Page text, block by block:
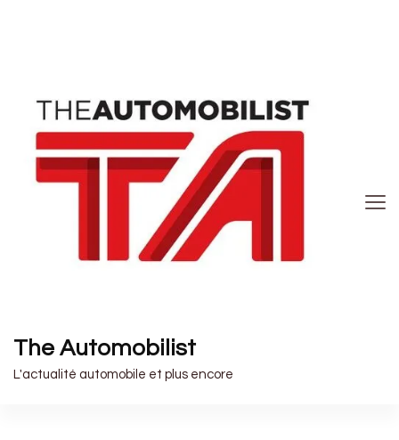
The Automobilist
L'actualité automobile et plus encore